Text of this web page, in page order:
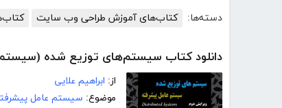
دسته‌ها: کتاب‌های آموزش طراحی وب سایت
دانلود کتاب سیستم‌های توزیع شده
از: ابراهیم علایی
موضوع: سیستم عامل